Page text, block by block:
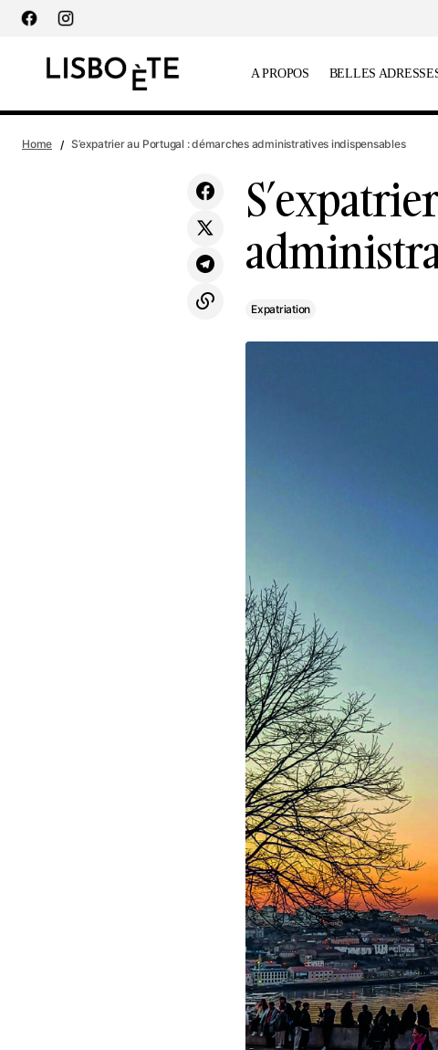
principal
A PROPOS BELLES
Écoles à Lisbonne : le témoignage des
parents
Expatriation
Home S’expatrier au Portugal : démarches administratives indispensables
Expatriation